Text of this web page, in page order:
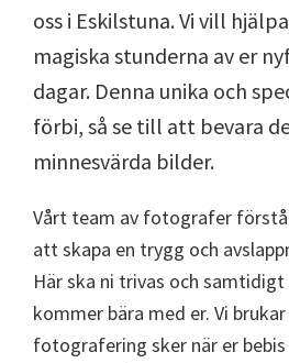
oss i Eskilstuna. Vi vill
magiska stunderna av er
dagar. Denna unika och
förbi, så se till att bevara
minnesvärda bilder.
Vårt team av fotografer
att skapa en trygg och
Här ska ni trivas och samtidigt
kommer bära med er. Vi
fotografering sker när er